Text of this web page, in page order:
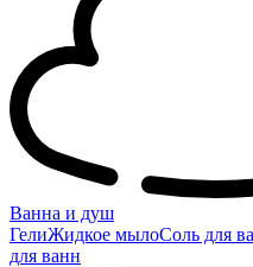
Ванна и душ
ГелиЖидкое мылоСоль для
для ванн